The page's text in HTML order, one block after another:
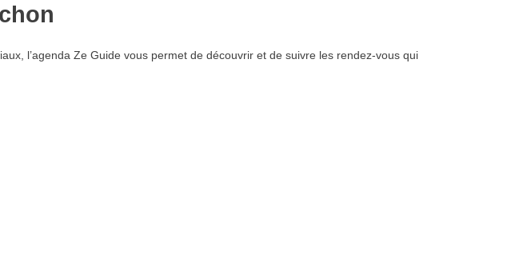
l’agenda Ze Guide vous permet de découvrir et de suivre les rendez-vous qui